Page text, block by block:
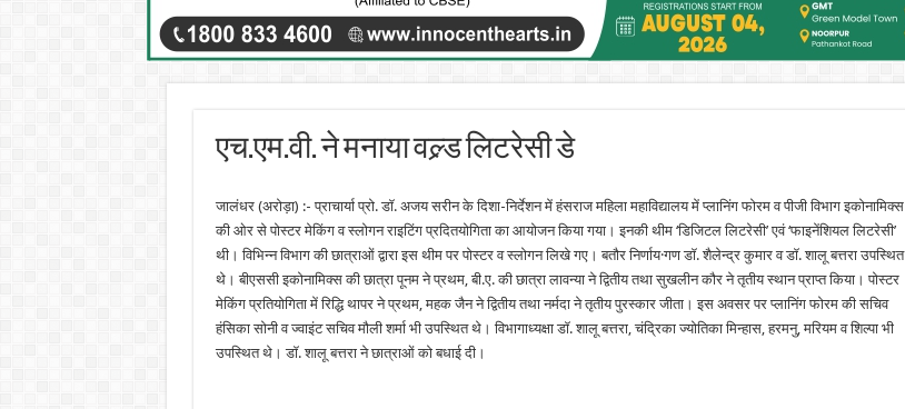
एच.एम.वी. ने मनाया वल्र्ड लिटरेसी डे
जालंधर (अरोड़ा) :- प्राचार्या प्रो. डॉ. अजय सरीन के दिशा-निर्देशन में हंसराज महिला महाविद्यालय में प्लानिंग फोरम व पीजी विभाग इकोनामिक्स
की ओर से पोस्टर मेकिंग व स्लोगन राइटिंग प्रदितयोगिता का आयोजन किया गया। इनकी थीम ‘डिजिटल लिटरेसी’ एवं ‘फाइनेंशियल लिटरेसी’
थी। विभिन्न विभाग की छात्राओं द्वारा इस थीम पर पोस्टर व स्लोगन लिखे गए। बतौर निर्णाय·गण डॉ. शैलेन्द्र कुमार व डॉ. शालू बत्तरा उपस्थित
थे। बीएससी इकोनामिक्स की छात्रा पूनम ने प्रथम, बी.ए. की छात्रा लावन्या ने द्वितीय तथा सुखलीन कौर ने तृतीय स्थान प्राप्त किया। पोस्टर
मेकिंग प्रतियोगिता में रिद्धि थापर ने प्रथम, महक जैन ने द्वितीय तथा नर्मदा ने तृतीय पुरस्कार जीता। इस अवसर पर प्लानिंग फोरम की सचिव
हंसिका सोनी व ज्वाइंट सचिव मौली शर्मा भी उपस्थित थे। विभागाध्यक्षा डॉ. शालू बत्तरा, चंद्रिका ज्योतिका मिन्हास, हरमनु, मरियम व शिल्पा भी
उपस्थित थे। डॉ. शालू बत्तरा ने छात्राओं को बधाई दी।